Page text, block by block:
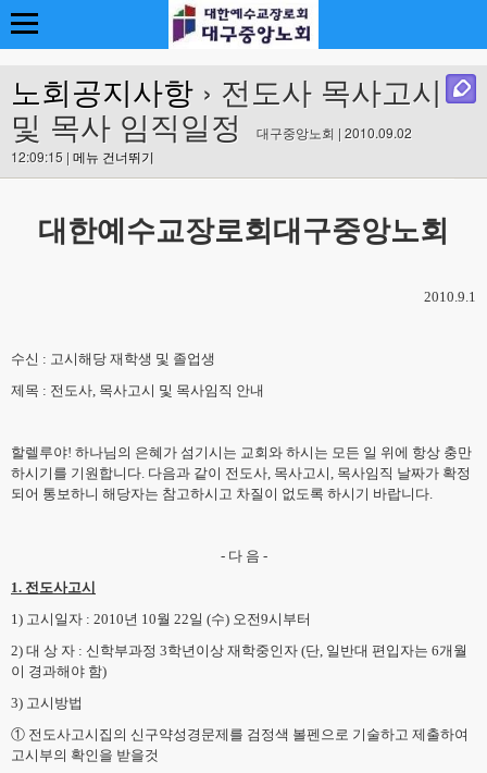
노회공지사항 › 전도사 목사고시
및 목사 임직일정
대구중앙노회 | 2010.09.02
12:09:15 | 메뉴 건너뛰기
대한예수교장로회대구중앙노회
2010.9.1
수신 : 고시해당 재학생 및 졸업생
제목 : 전도사, 목사고시 및 목사임직 안내
할렐루야! 하나님의 은혜가 섬기시는 교회와 하시는 모든 일 위에 항상 충만
하시기를 기원합니다. 다음과 같이 전도사, 목사고시, 목사임직 날짜가 확정
되어 통보하니 해당자는 참고하시고 차질이 없도록 하시기 바랍니다.
- 다 음 -
1. 전도사고시
1) 고시일자 : 2010년 10월 22일 (수) 오전9시부터
2) 대 상 자 : 신학부과정 3학년이상 재학중인자 (단, 일반대 편입자는 6개월
이 경과해야 함)
3) 고시방법
① 전도사고시집의 신구약성경문제를 검정색 볼펜으로 기술하고 제출하여
고시부의 확인을 받을것